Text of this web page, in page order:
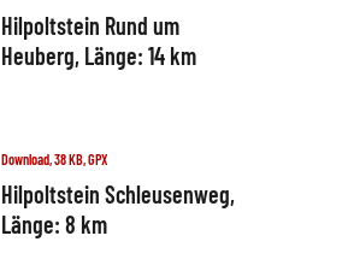
Hilpoltstein Rund um
Heuberg, Länge: 14 km
Download, 38 KB, GPX
Hilpoltstein Schleusenweg,
Länge: 8 km